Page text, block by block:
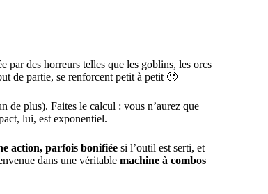
par des horreurs telles que les goblins, les orcs
de partie, se renforcent petit à petit 🙂
de plus). Faites le calcul : vous n’aurez que
lui, est exponentiel.
action, parfois bonifiée si l’outil est serti, et
dans une véritable machine à combos